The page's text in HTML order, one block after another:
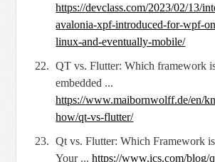
https://devclass.com/2023/02/13/
avalonia-xpf-introduced-for-wpf-
linux-and-eventually-mobile/
QT vs. Flutter: Which framework
embedded ...
https://www.maibornwolff.de/en/
how/qt-vs-flutter/
Qt vs. Flutter: Which Framework
Your ... https://www.ics.com/blog/